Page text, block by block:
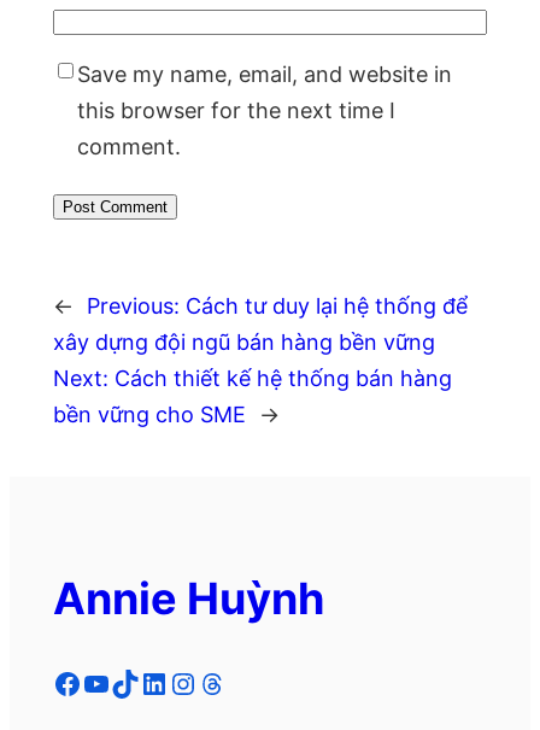
Save my name, email, and website in
this browser for the next time I
comment.
← Previous: Cách tư duy lại hệ thống để
xây dựng đội ngũ bán hàng bền vững
Next: Cách thiết kế hệ thống bán hàng
bền vững cho SME
→
Annie Huỳnh
Facebook YouTube TikTok LinkedIn Instagram Threads